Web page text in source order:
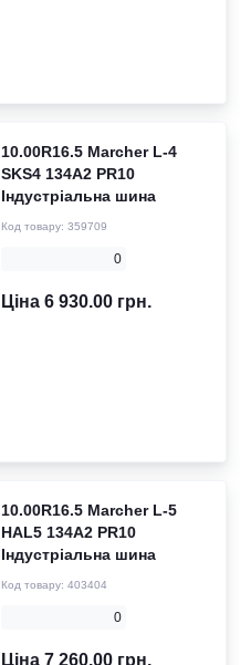
10.00R16.5 Marcher L-4
SKS4 134A2 PR10
Індустріальна шина
Код товару: 359709
0
Ціна 6 930.00 грн.
10.00R16.5 Marcher L-5
HAL5 134A2 PR10
Індустріальна шина
Код товару: 403404
0
Ціна 7 260.00 грн.